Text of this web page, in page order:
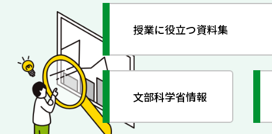
授業に役立つ資料集
文部科学省情報